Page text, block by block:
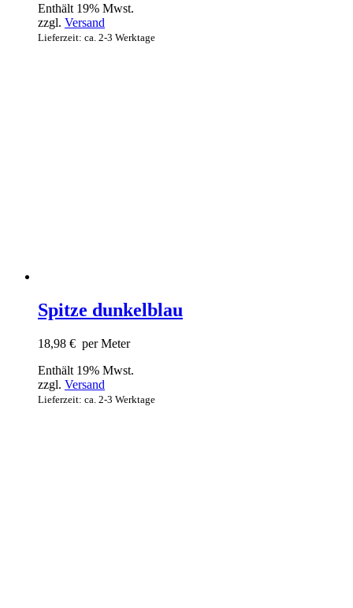
Enthält 19% Mwst.
zzgl. Versand
Lieferzeit: ca. 2-3 Werktage
Spitze dunkelblau
18,98 € per Meter
Enthält 19% Mwst.
zzgl. Versand
Lieferzeit: ca. 2-3 Werktage